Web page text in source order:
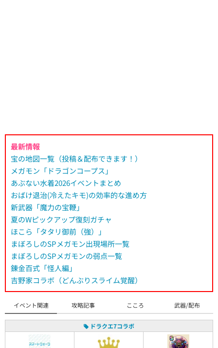
最新情報
宝の地図一覧（投稿＆配布できます！）
メガモン「ドラゴンコープス」
あぶない水着2026イベントまとめ
おばけ退治(冷えたキモ)の効率的な進め方
新武器「魔力の宝鞭」
夏のWピックアップ復刻ガチャ
ほこら「タタリ御前（強）」
まぼろしのSPメガモン出現場所一覧
まぼろしのSPメガモンの弱点一覧
錬金百式「怪人編」
吉野家コラボ（どんぶりスライム覚醒）
イベント関連 攻略記事 こころ 武器/配布
ドラクエ7コラボ